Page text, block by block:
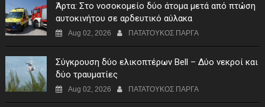
Άρτα: Στο νοσοκομείο δύο άτομα μετά από πτώση
αυτοκινήτου σε αρδευτικό αύλακα
Aug 02, 2026 ΠΑΤΑΤΟΥΚΟΣ ΠΑΡΓΑ
Σύγκρουση δύο ελικοπτέρων Bell – Δύο νεκροί και
δύο τραυματίες
Aug 02, 2026 ΠΑΤΑΤΟΥΚΟΣ ΠΑΡΓΑ